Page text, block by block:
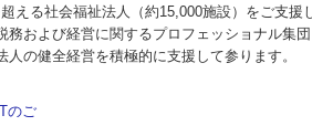
える社会福祉法人（約15,000施設）をご支
務および経営に関するプロフェッショナル集
の健全経営を積極的に支援して参ります。